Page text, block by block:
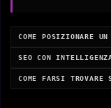
COME POSIZIONARE
SEO CON
COME FARSI TROVARE